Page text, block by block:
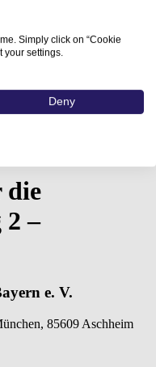
die
–
e. V.
85609 Aschheim
Simply click on “Cookie
your settings.
Deny